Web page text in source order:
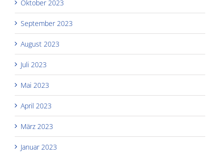
Oktober 2023
September 2023
August 2023
Juli 2023
Mai 2023
April 2023
März 2023
Januar 2023